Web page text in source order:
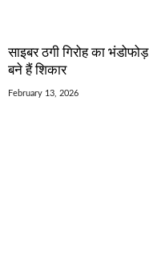
साइबर ठगी गिरोह का
बने हैं शिकार
February 13, 2026